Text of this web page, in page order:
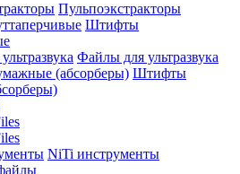
Пульпоэкстракторы
Штифты
Файлы для ультразвука
Штифты
NiTi инструменты